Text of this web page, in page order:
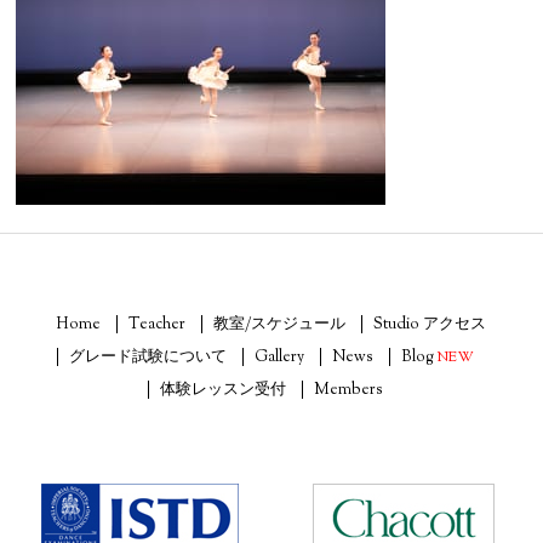
Home Teacher 教室/スケジュール
Studio アクセス
グレード試験について
Gallery News BlogNEW
体験レッスン受付
Members